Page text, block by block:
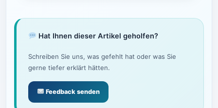
Hat Ihnen dieser Artikel geholfen?
Schreiben Sie uns, was gefehlt hat oder was Sie
gerne tiefer erklärt hätten.
Feedback senden